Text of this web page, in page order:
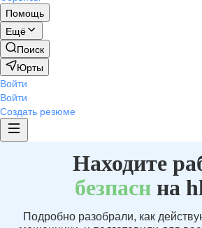
Помощь
Ещё
Поиск
Юрты
Войти
Войти
Создать резюме
Находите
безпаснна
Подробно разобрали, как